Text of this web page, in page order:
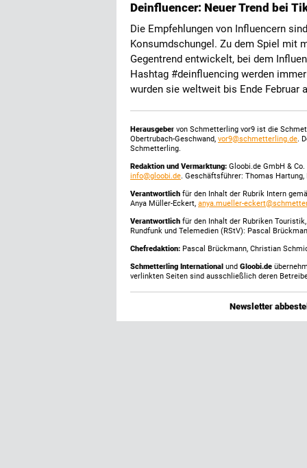
Deinfluencer: Neuer Trend bei
Die Empfehlungen von Influencern
Konsumdschungel. Zu dem Spiel mit
Gegentrend entwickelt, bei dem
Hashtag #deinfluencing werden
wurden sie weltweit bis Ende Februar
Herausgeber von Schmetterling vor9 ist die
Obertrubach-Geschwand, vor9@schmetterling.de.
Schmetterling.
Redaktion und Vermarktung: Gloobi.de GmbH &
info@gloobi.de. Geschäftsführer: Thomas
Verantwortlich für den Inhalt der Rubrik Intern
Anya Müller-Eckert, anya.mueller-
Verantwortlich für den Inhalt der Rubriken
Rundfunk und Telemedien (RStV): Pascal
Chefredaktion: Pascal Brückmann, Christian
Schmetterling International und Gloobi.de
verlinkten Seiten sind ausschließlich deren
Newsletter